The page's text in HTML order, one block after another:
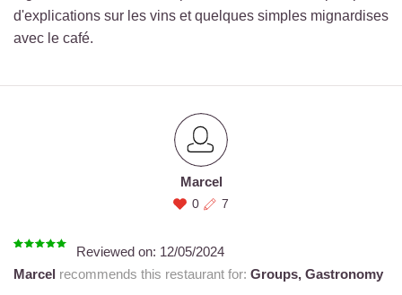
d'explications sur les vins et quelques simples mignardises
avec le café.
Marcel
0 7
Reviewed on: 12/05/2024
Marcel recommends this restaurant for: Groups, Gastronomy